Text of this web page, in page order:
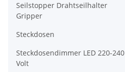
Seilstopper Drahtseilhalter
Gripper
Steckdosen
Steckdosendimmer LED 220-240
Volt